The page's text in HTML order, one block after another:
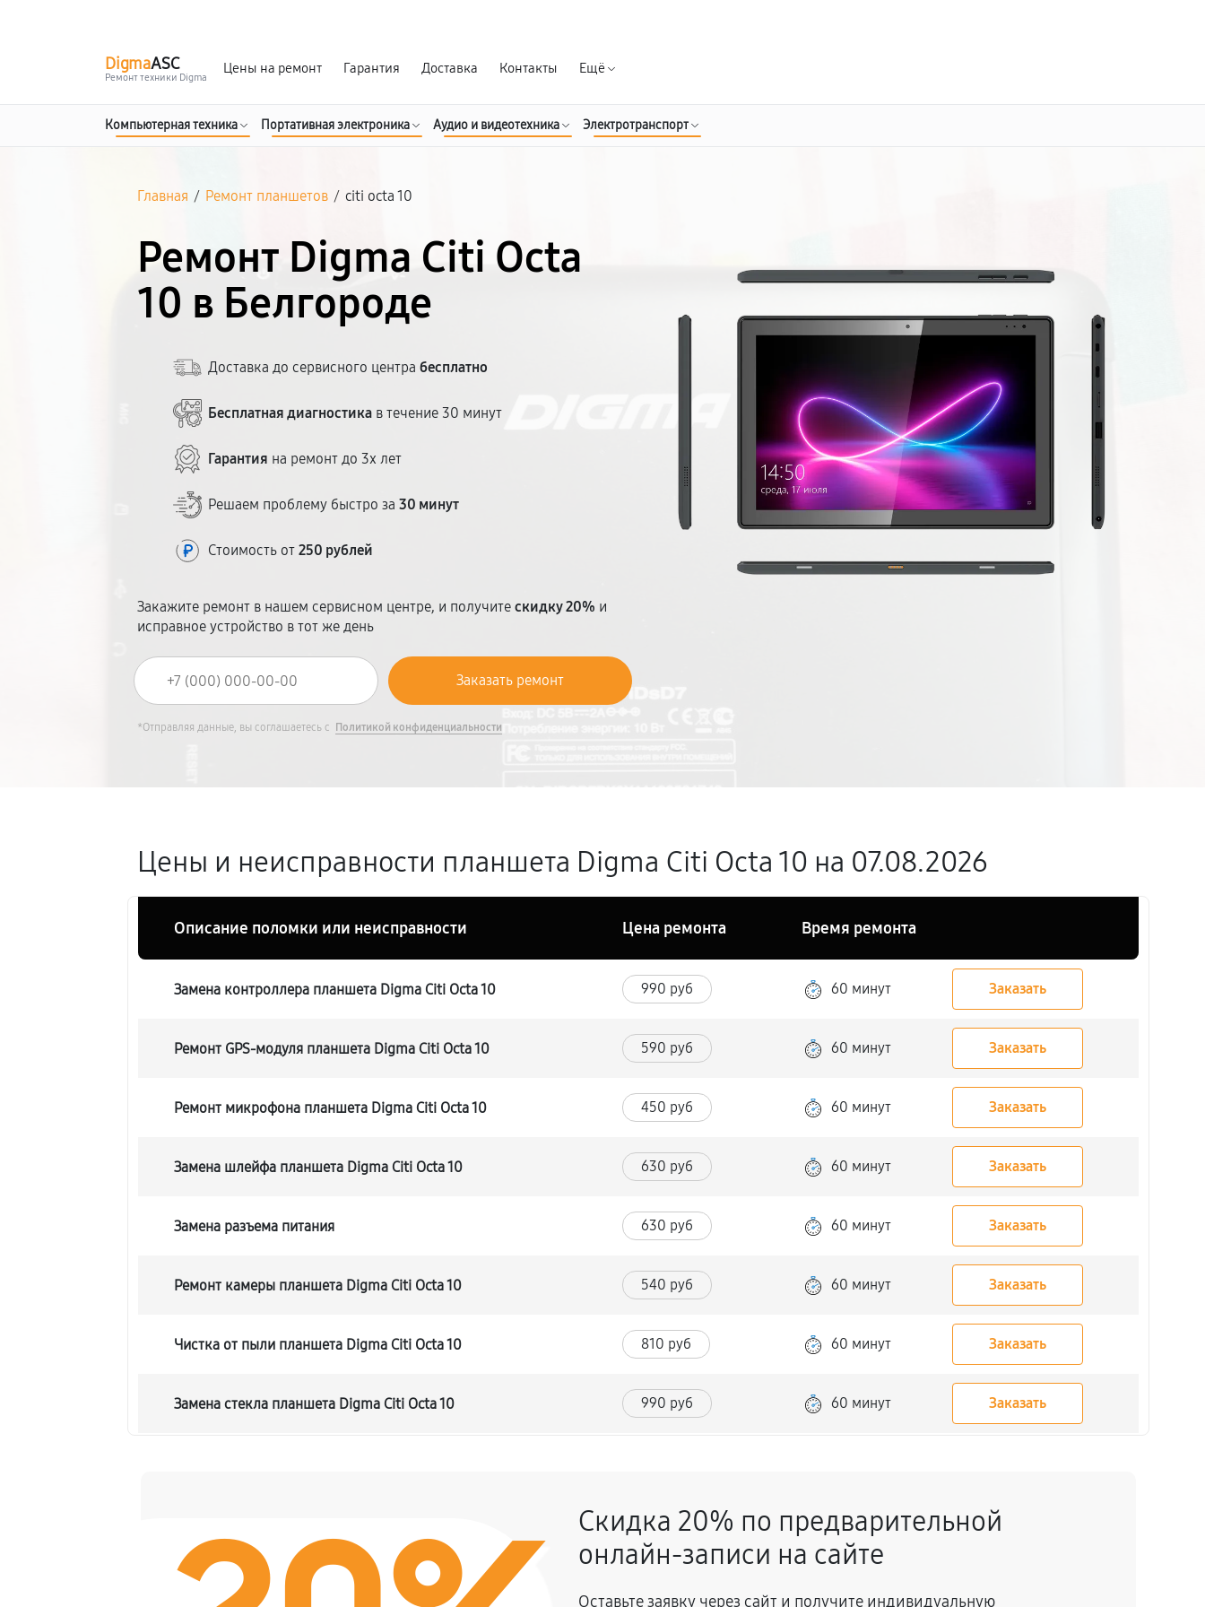
DigmaASC
Ремонт техники Digma
Цены на ремонт Гарантия Доставка Контакты Ещё
Компьютерная техника Портативная электроника Аудио и видеотехника Электротранспорт
Главная / Ремонт планшетов / citi octa 10
Ремонт Digma Citi Octa
10 в Белгороде
Доставка до сервисного центрабесплатно
Бесплатная диагностика в течение 30 минут
Гарантия на ремонт до 3х лет
Решаем проблему быстро за30 минут
Стоимость от250 рублей
Закажите ремонт в нашем сервисном центре, и получитескидку 20% и
исправное устройство в тот же день
*Отправляя данные, вы соглашаетесь с Политикой конфиденциальности
Цены и неисправности планшета Digma Citi Octa 10 на 07.08.2026
Описание поломки или неисправности Цена ремонта Время ремонта
Замена контроллера планшета Digma Citi Octa 10 990 руб 60 минут Заказать
Ремонт GPS-модуля планшета Digma Citi Octa 10 590 руб 60 минут Заказать
Ремонт микрофона планшета Digma Citi Octa 10 450 руб 60 минут Заказать
Замена шлейфа планшета Digma Citi Octa 10 630 руб 60 минут Заказать
Замена разъема питания 630 руб 60 минут Заказать
Ремонт камеры планшета Digma Citi Octa 10 540 руб 60 минут Заказать
Чистка от пыли планшета Digma Citi Octa 10 810 руб 60 минут Заказать
Замена стекла планшета Digma Citi Octa 10 990 руб 60 минут Заказать
720 руб 60 минут Заказать
Замена дисплея (экрана)
Скидка 20% по предварительной
онлайн-записи на сайте
Оставьте заявку через сайт и получите индивидуальную